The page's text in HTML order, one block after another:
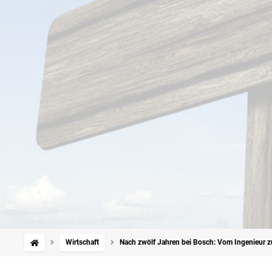
Wirtschaft Nach zwölf Jahren bei Bosch: Vom Ingenieur